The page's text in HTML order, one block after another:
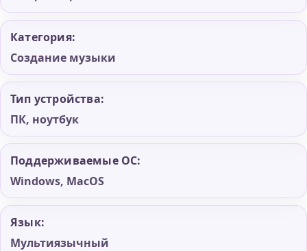
Категория:
Создание музыки
Тип устройства:
ПК, ноутбук
Поддерживаемые ОС:
Windows, MacOS
Язык:
Мультиязычный